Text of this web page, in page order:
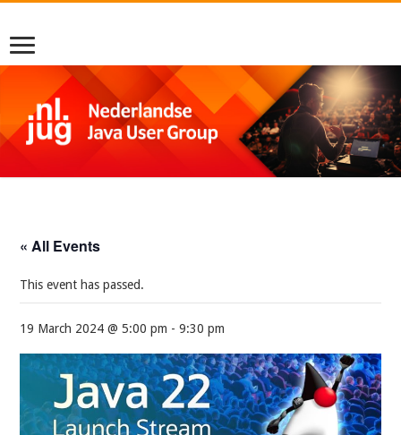
« All Events
This event has passed.
19 March 2024 @ 5:00 pm -9:30 pm